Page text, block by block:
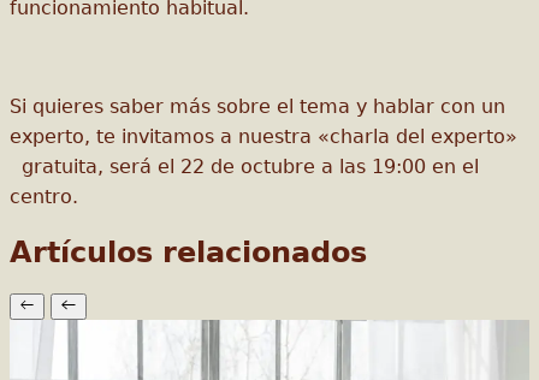
funcionamiento habitual.
Si quieres saber más sobre el tema y hablar con un
experto, te invitamos a nuestra «charla del experto»
gratuita, será el 22 de octubre a las 19:00 en el
centro.
Artículos relacionados